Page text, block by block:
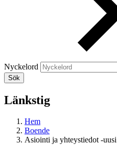
Nyckelord
Länkstig
Hem
Boende
Asiointi ja yhteystiedot -uusi